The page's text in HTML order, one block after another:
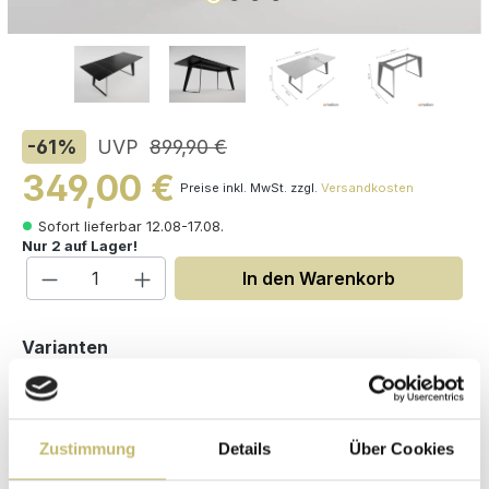
Zustimmung Details Über Cookies
-61% UVP 899,90 €
349,00 € Preise inkl. MwSt. zzgl. Versandkosten
Sofort lieferbar 12.08-17.08.
Nur 2 auf Lager!
Produkt Anzahl: Gib den
In den Warenkorb
Varianten
Maße (H/B/T): 75 / 200 / 90 cm